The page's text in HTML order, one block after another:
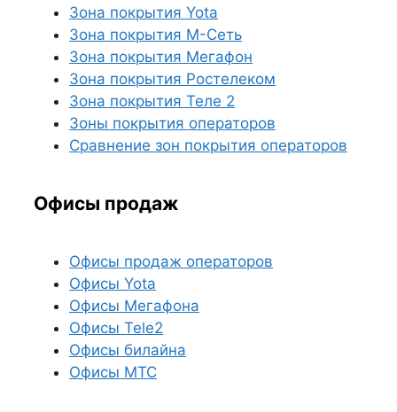
Зона покрытия Yota
Зона покрытия М-Сеть
Зона покрытия Мегафон
Зона покрытия Ростелеком
Зона покрытия Теле 2
Зоны покрытия операторов
Сравнение зон покрытия операторов
Офисы продаж
Офисы продаж операторов
Офисы Yota
Офисы Мегафона
Офисы Tele2
Офисы билайна
Офисы МТС